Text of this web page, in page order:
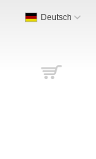
Deutsch